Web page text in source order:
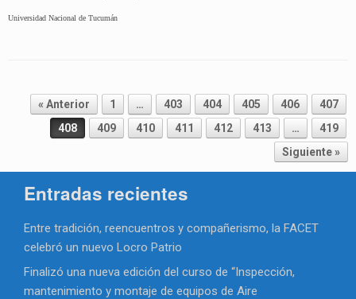
Universidad Nacional de Tucumán
Navegador de artículos
« Anterior 1 … 403 404 405 406
407
408
409 410 411 412 413 …
419
Siguiente »
Entradas recientes
Entre tradición, reencuentros y compañerismo, la FACET
celebró un nuevo Locro Patrio
Finalizó una nueva edición del curso de “Inspección,
mantenimiento y montaje de equipos de Aire